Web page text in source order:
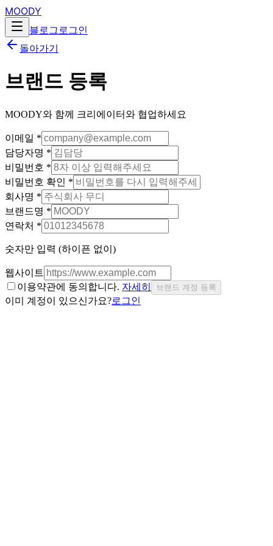
MOODY
블로그로그인
돌아가기
브랜드 등록
MOODY와 함께 크리에이터와 협업하세요
이메일 *
담당자명 *
비밀번호 *
비밀번호 확인 *
회사명 *
브랜드명 *
연락처 *
숫자만 입력 (하이픈 없이)
웹사이트
이용약관에 동의합니다. 자세히 브랜드 계정 등록
이미 계정이 있으신가요?로그인